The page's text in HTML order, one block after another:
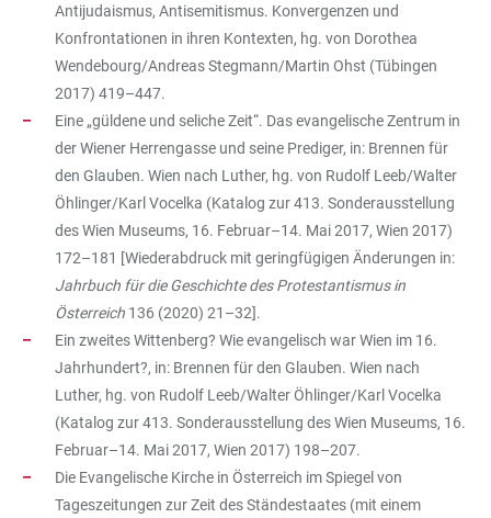
Antijudaismus, Antisemitismus. Konvergenzen und
Konfrontationen in ihren Kontexten, hg. von Dorothea
Wendebourg/Andreas Stegmann/Martin Ohst (Tübingen
2017) 419–447.
Eine „güldene und seliche Zeit“. Das evangelische Zentrum in
der Wiener Herrengasse und seine Prediger, in: Brennen für
den Glauben. Wien nach Luther, hg. von Rudolf Leeb/Walter
Öhlinger/Karl Vocelka (Katalog zur 413. Sonderausstellung
des Wien Museums, 16. Februar–14. Mai 2017, Wien 2017)
172–181 [Wiederabdruck mit geringfügigen Änderungen in:
Jahrbuch für die Geschichte des Protestantismus in
Österreich 136 (2020) 21–32].
Ein zweites Wittenberg? Wie evangelisch war Wien im 16.
Jahrhundert?, in: Brennen für den Glauben. Wien nach
Luther, hg. von Rudolf Leeb/Walter Öhlinger/Karl Vocelka
(Katalog zur 413. Sonderausstellung des Wien Museums, 16.
Februar–14. Mai 2017, Wien 2017) 198–207.
Die Evangelische Kirche in Österreich im Spiegel von
Tageszeitungen zur Zeit des Ständestaates (mit einem